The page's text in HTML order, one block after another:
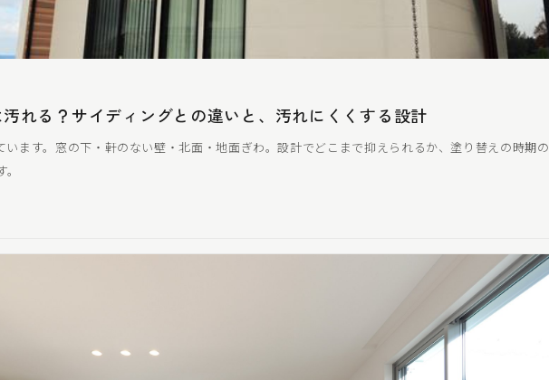
れる？サイディングとの違いと、汚れにくくする設計
います。窓の下・軒のない壁・北面・地面ぎわ。設計でどこまで抑えられるか、塗り替えの時期の